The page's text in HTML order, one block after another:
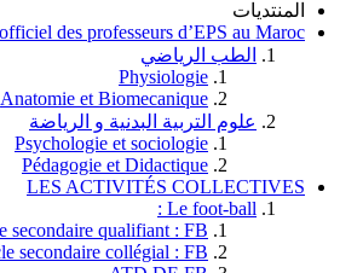
المنتديات
des professeurs d’EPS au Maroc
الطب الرياضي
Physiologie
Anatomie et Biomecanique
علوم التربية البدنية و الرياضة
Psychologie et sociologie
Pédagogie et Didactique
LES ACTIVITÉS COLLECTIVES
Le foot-ball :
secondaire qualifiant : FB
secondaire collégial : FB